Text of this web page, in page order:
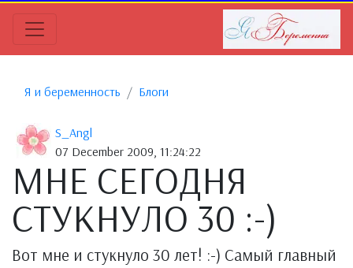
Я и беременность Блоги
S_Angl
07 December 2009, 11:24:22
МНЕ СЕГОДНЯ
СТУКНУЛО 30 :-)
Вот мне и стукнуло 30 лет! :-) Самый главный